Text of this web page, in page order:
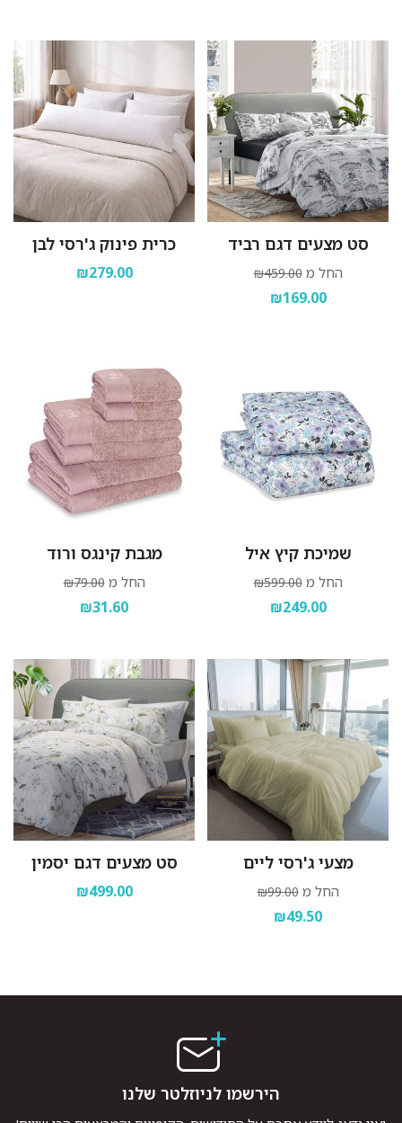
סט מצעים דגם רביד
החל מ ₪459.00
₪169.00
כרית פינוק ג'רסי לבן
₪279.00
שמיכת קיץ איל
החל מ ₪599.00
₪249.00
מגבת קינגס ורוד
החל מ ₪79.00
₪31.60
מצעי ג'רסי ליים
החל מ ₪99.00
₪49.50
סט מצעים דגם יסמין
₪499.00
הירשמו לניוזלטר שלנו